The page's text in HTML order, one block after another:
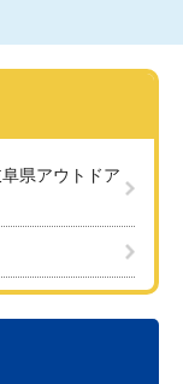
県アウトドア